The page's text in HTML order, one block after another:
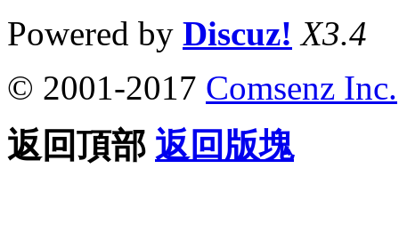
Powered by Discuz! X3.4
© 2001-2017 Comsenz Inc.
返回頂部 返回版塊